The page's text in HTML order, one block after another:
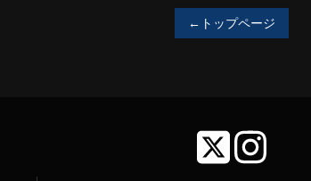
←トップページ